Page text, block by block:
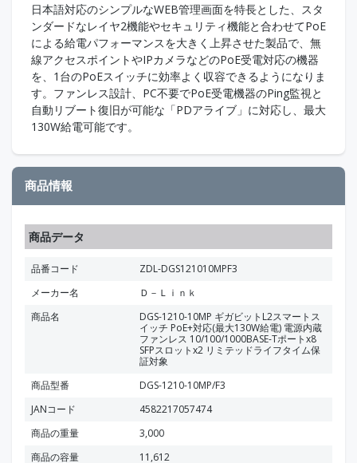
日本語対応のシンプルなWEB管理画面を特長とした、スタ
ンダードなレイヤ2機能やセキュリティ機能と合わせてPoE
による給電パフォーマンスを大きく上昇させた製品で、無
線アクセスポイントやIPカメラなどのPoE受電対応の機器
を、1台のPoEスイッチに効率よく収容できるようになりま
す。ファンレス設計、PC不要でPoE受電機器のPing監視と
自動リブート復旧が可能な「PDアライブ」に対応し、最大
130W給電可能です。
商品情報
商品データ
品番コード
ZDL-DGS121010MPF3
メーカー名
Ｄ－Ｌｉｎｋ
商品名
DGS-1210-10MP ギガビットL2スマートス
イッチ PoE+対応(最大130W給電) 電源内蔵
ファンレス 10/100/1000BASE-Tポートx8
SFPスロットx2 リミテッドライフタイム保
証対象
商品型番
DGS-1210-10MP/F3
JANコード
4582217057474
商品の重量
3,000
商品の容量
11,612